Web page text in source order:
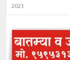
2023